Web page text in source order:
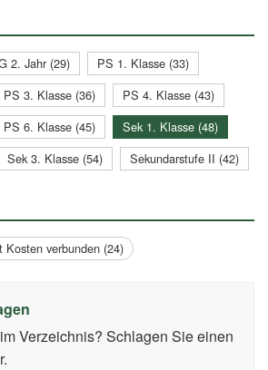
2. Jahr (29)
PS 1. Klasse (33)
PS 3. Klasse (36)
PS 4. Klasse (43)
PS 6. Klasse (45)
Sek 1. Klasse (48)
Sek 3. Klasse (54) Sekundarstufe II (42)
Kosten verbunden (24)
Verzeichnis? Schlagen Sie einen